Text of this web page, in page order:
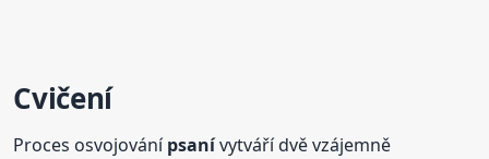
Cvičení
Proces osvojovánípsanívytváří dvě vzájemně